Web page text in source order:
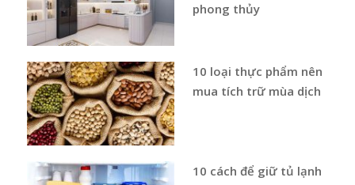
phong thủy
10 loại thực phẩm nên
mua tích trữ mùa dịch
10 cách để giữ tủ lạnh